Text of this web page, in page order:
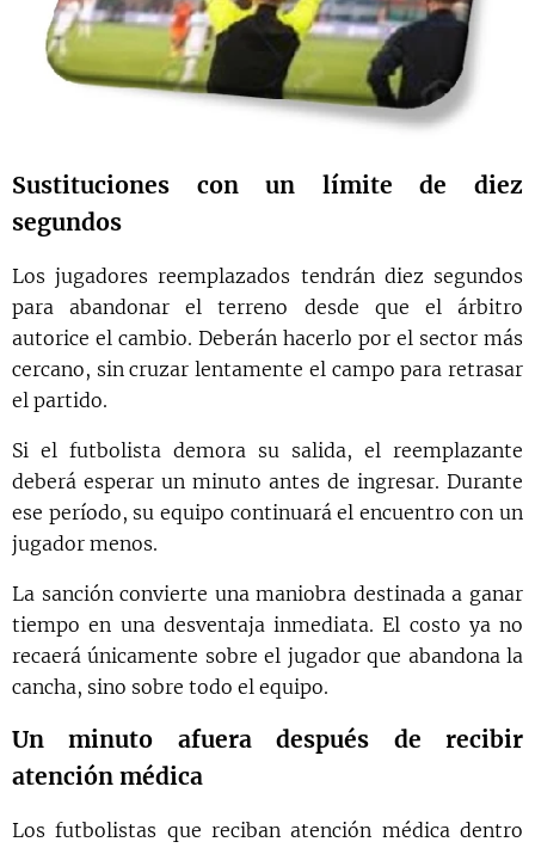
Sustituciones con un límite de diez
segundos
Los jugadores reemplazados tendrán diez segundos
para abandonar el terreno desde que el árbitro
autorice el cambio. Deberán hacerlo por el sector más
cercano, sin cruzar lentamente el campo para retrasar
el partido.
Si el futbolista demora su salida, el reemplazante
deberá esperar un minuto antes de ingresar. Durante
ese período, su equipo continuará el encuentro con un
jugador menos.
La sanción convierte una maniobra destinada a ganar
tiempo en una desventaja inmediata. El costo ya no
recaerá únicamente sobre el jugador que abandona la
cancha, sino sobre todo el equipo.
Un minuto afuera después de recibir
atención médica
Los futbolistas que reciban atención médica dentro